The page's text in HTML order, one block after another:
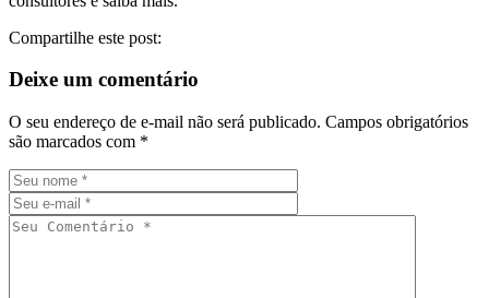
Compartilhe este post:
Deixe um comentário
O seu endereço de e-mail não será publicado. Campos obrigatórios
são marcados com *